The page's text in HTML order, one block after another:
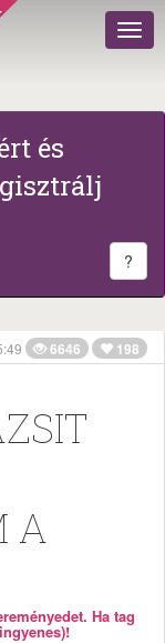
és
?
6646 198
A
Ha tag